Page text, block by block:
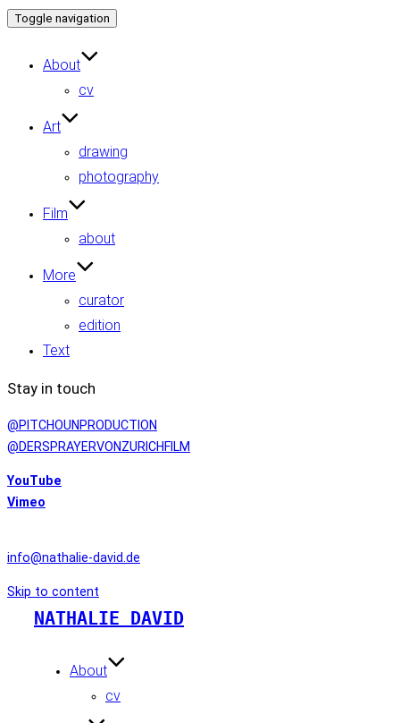
Toggle navigation
About
cv
Art
drawing
photography
Film
about
More
curator
edition
Text
Stay in touch
@PITCHOUNPRODUCTION
@DERSPRAYERVONZURICHFILM
YouTube
Vimeo
info@nathalie-david.de
Skip to content
NATHALIE DAVID
About
cv